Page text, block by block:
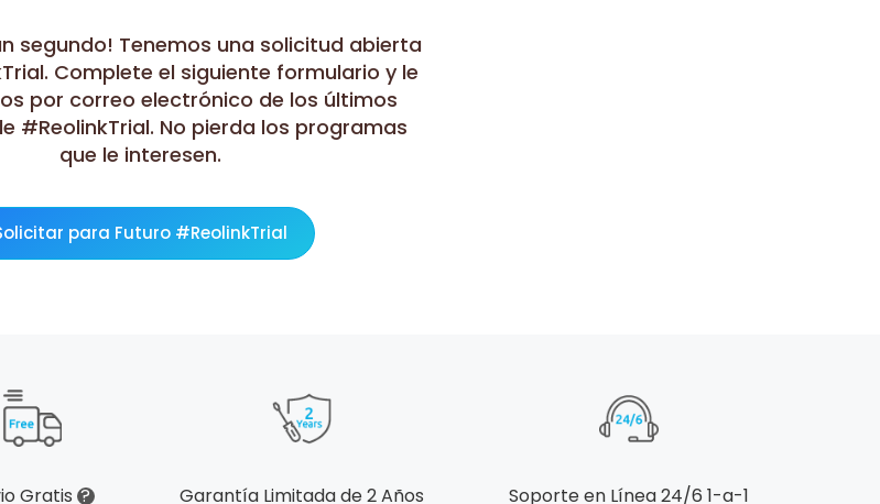
segundo! Tenemos una solicitud abierta
Complete el siguiente formulario y le
por correo electrónico de los últimos
#ReolinkTrial. No pierda los programas
que le interesen.
para Futuro #ReolinkTrial
Gratis ? Garantía Limitada de 2 Años Soporte en Línea 24/6 1-a-1